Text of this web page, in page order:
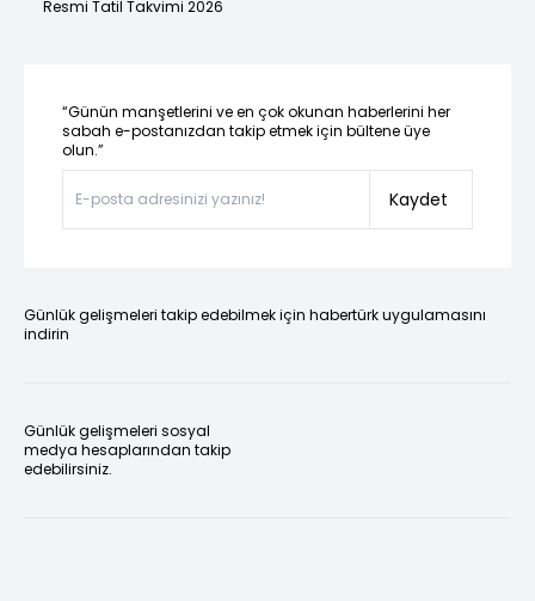
Resmi Tatil Takvimi 2026
“Günün manşetlerini ve en çok okunan haberlerini her
sabah e-postanızdan takip etmek için bültene üye
olun.”
Kaydet
Günlük gelişmeleri takip edebilmek için habertürk uygulamasını
indirin
Günlük gelişmeleri sosyal
medya hesaplarından takip
edebilirsiniz.